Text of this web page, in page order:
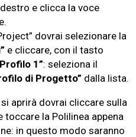
e clicca la voce
dovrai selezionare la
e cliccare, con il tasto
1”: seleziona il
di Progetto” dalla lista.
aprirà dovrai cliccare sulla
toccare la Polilinea appena
in questo modo saranno